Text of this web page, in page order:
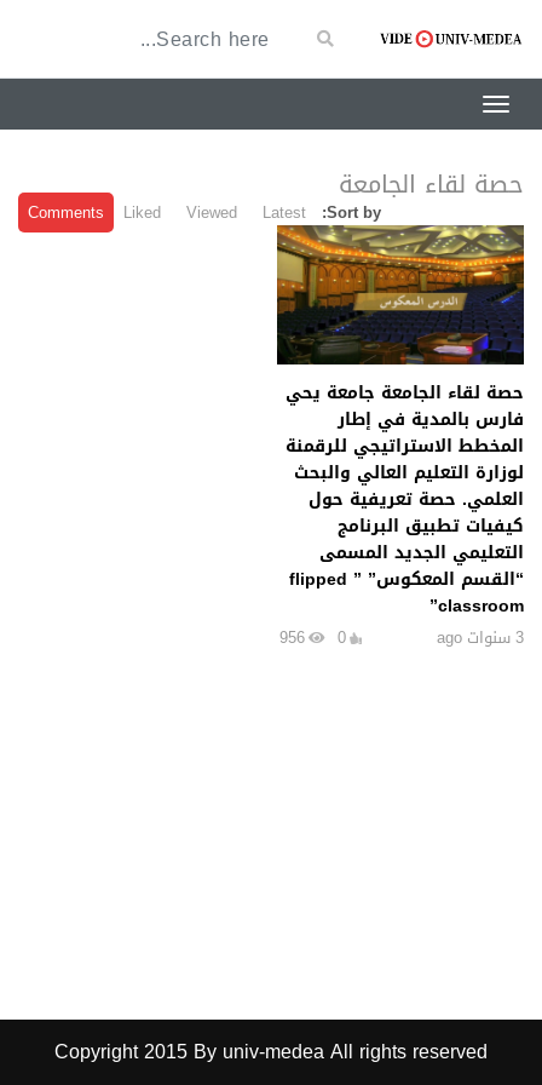
حصة لقاء الجامعة
Sort by:
Latest
Viewed
Liked
Comments
حصة لقاء الجامعة جامعة يحي
فارس بالمدية في إطار
المخطط الاستراتيجي للرقمنة
لوزارة التعليم العالي والبحث
العلمي. حصة تعريفية حول
كيفيات تطبيق البرنامج
التعليمي الجديد المسمى
“القسم المعكوس” ” flipped
classroom”
3 سنوات ago 956 0
Copyright 2015 By univ-medea All rights reserved